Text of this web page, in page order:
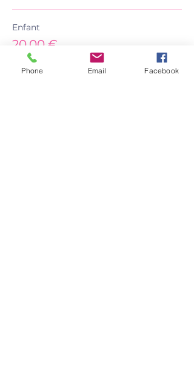
Enfant
20,00 €
Phone Email Facebook